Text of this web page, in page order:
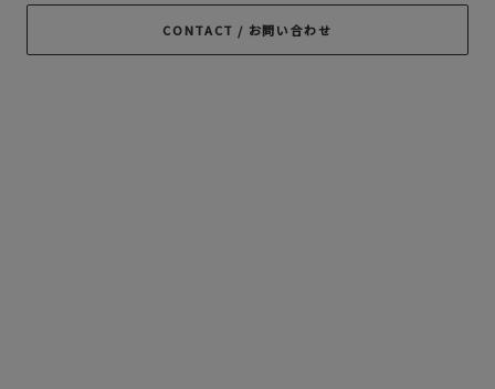
RADIALL RATS ROTTWEILER
ROUGH AND
CONTACT / お問い合わせ